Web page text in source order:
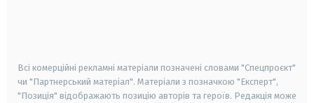
Всі комерційні рекламні матеріали позначені словами "Спецпроєкт"
чи "Партнерський матеріал". Матеріали з позначкою "Експерт",
"Позиція" відображають позицію авторів та героїв. Редакція може